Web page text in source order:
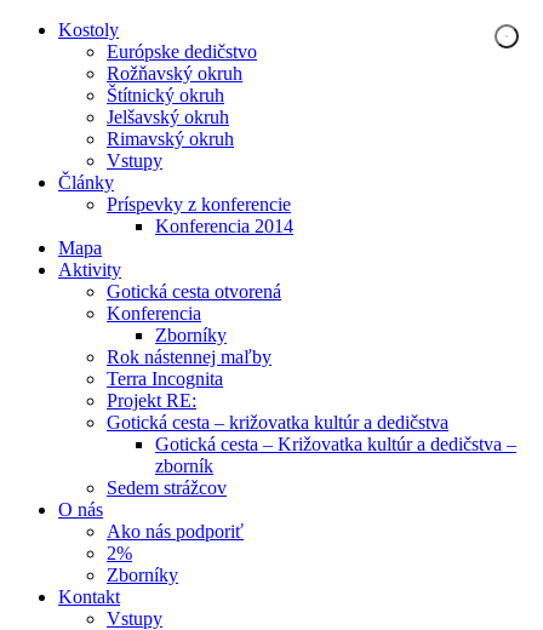
Kostoly
Európske dedičstvo
Rožňavský okruh
Štítnický okruh
Jelšavský okruh
Rimavský okruh
Vstupy
Články
Príspevky z konferencie
Konferencia 2014
Mapa
Aktivity
Gotická cesta otvorená
Konferencia
Zborníky
Rok nástennej maľby
Terra Incognita
Projekt RE:
Gotická cesta – križovatka kultúr a dedičstva
Gotická cesta – Križovatka kultúr a dedičstva –
zborník
Sedem strážcov
O nás
Ako nás podporiť
2%
Zborníky
Kontakt
Vstupy